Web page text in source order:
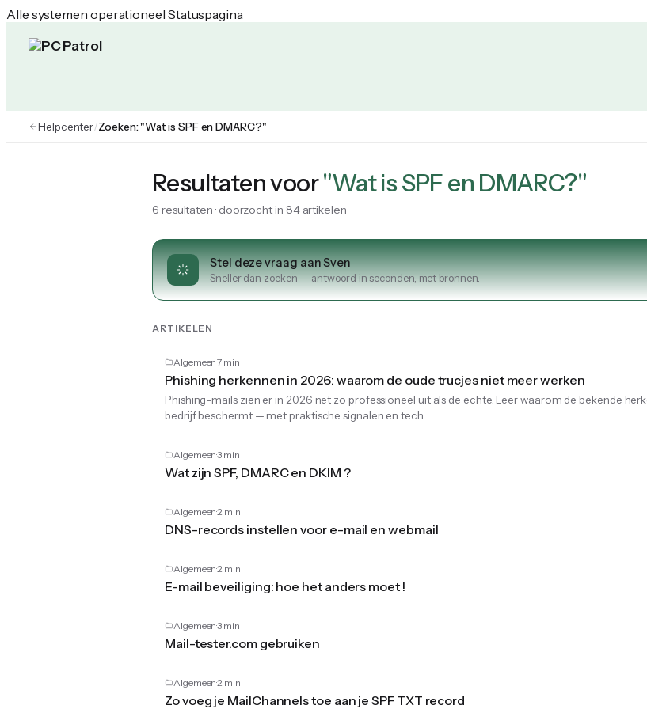
Alle systemen operationeel Statuspagina
PC Patrol Helpcenter
Helpcenter/Zoeken: "Wat is SPF en DMARC?"
Resultaten voor"Wat is SPF en DMARC?"
6 resultaten · doorzocht in 84 artikelen
Stel deze vraag aan Sven
Sneller dan zoeken — antwoord in seconden, met bronnen.
ARTIKELEN
Algemeen7 min
Phishing herkennen in 2026: waarom de oude trucjes niet meer werken
Phishing-mails zien er in 2026 net zo professioneel uit als de echte. Leer waarom de bekende
bedrijf beschermt — met praktische signalen en tech...
Algemeen3 min
Wat zijn SPF, DMARC en DKIM ?
Algemeen2 min
DNS-records instellen voor e-mail en webmail
Algemeen2 min
E-mail beveiliging: hoe het anders moet !
Algemeen3 min
Mail-tester.com gebruiken
Algemeen2 min
Zo voeg je MailChannels toe aan je SPF TXT record